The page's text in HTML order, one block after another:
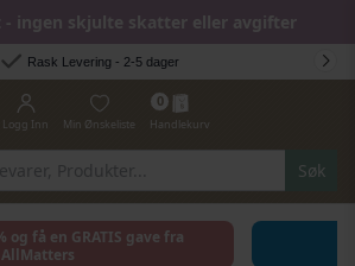
- ingen skjulte skatter eller avgifter
Rask Levering - 2-5 dager
Søk
Logg Inn Min Ønskeliste
0
Handlekurv
og få en GRATIS gave fra
AllMatters